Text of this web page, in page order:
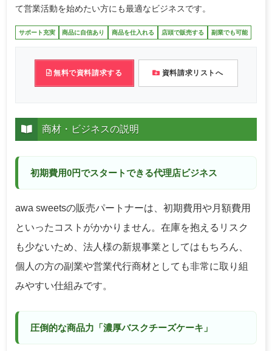
て営業活動を始めたい方にも最適なビジネスです。
サポート充実 商品に自信あり 商品を仕入れる 店頭で販売する 副業でも可能
無料で資料請求する 資料請求リストへ
商材・ビジネスの説明
初期費用0円でスタートできる代理店ビジネス
awa sweetsの販売パートナーは、初期費用や月額費用
といったコストがかかりません。在庫を抱えるリスク
も少ないため、法人様の新規事業としてはもちろん、
個人の方の副業や営業代行商材としても非常に取り組
みやすい仕組みです。
圧倒的な商品力「濃厚バスクチーズケーキ」